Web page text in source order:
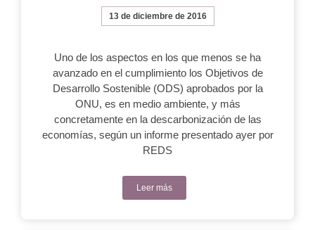
13 de diciembre de 2016
Uno de los aspectos en los que menos se ha
avanzado en el cumplimiento los Objetivos de
Desarrollo Sostenible (ODS) aprobados por la
ONU, es en medio ambiente, y más
concretamente en la descarbonización de las
economías, según un informe presentado ayer por
REDS
Leer más